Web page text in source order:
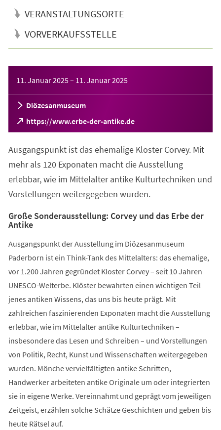
VERANSTALTUNGSORTE
VORVERKAUFSSTELLE
11. Januar 2025– 11. Januar 2025
Diözesanmuseum
https://www.erbe-der-antike.de
(Öffnet
in
neuen
Tab)
Ausgangspunkt ist das ehemalige Kloster Corvey. Mit
mehr als 120 Exponaten macht die Ausstellung
erlebbar, wie im Mittelalter antike Kulturtechniken und
Vorstellungen weitergegeben wurden.
Große Sonderausstellung: Corvey und das Erbe der
Antike
Ausgangspunkt der Ausstellung im Diözesanmuseum
Paderborn ist ein Think-Tank des Mittelalters: das ehemalige,
vor 1.200 Jahren gegründet Kloster Corvey – seit 10 Jahren
UNESCO-Welterbe. Klöster bewahrten einen wichtigen Teil
jenes antiken Wissens, das uns bis heute prägt. Mit
zahlreichen faszinierenden Exponaten macht die Ausstellung
erlebbar, wie im Mittelalter antike Kulturtechniken –
insbesondere das Lesen und Schreiben – und Vorstellungen
von Politik, Recht, Kunst und Wissenschaften weitergegeben
wurden. Mönche vervielfältigten antike Schriften,
Handwerker arbeiteten antike Originale um oder integrierten
sie in eigene Werke. Vereinnahmt und geprägt vom jeweiligen
Zeitgeist, erzählen solche Schätze Geschichten und geben bis
heute Rätsel auf.